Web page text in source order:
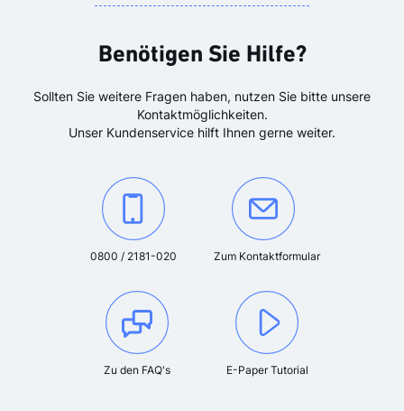
Benötigen Sie Hilfe?
Sollten Sie weitere Fragen haben, nutzen Sie bitte unsere
Kontaktmöglichkeiten.
Unser Kundenservice hilft Ihnen gerne weiter.
Kontaktieren Sie uns unter der Telefonnummer:
0800 / 2181-020 Oder kontaktieren Sie uns über das
Zum Kontaktformular
Zu den FAQ's E-Paper Tutorial